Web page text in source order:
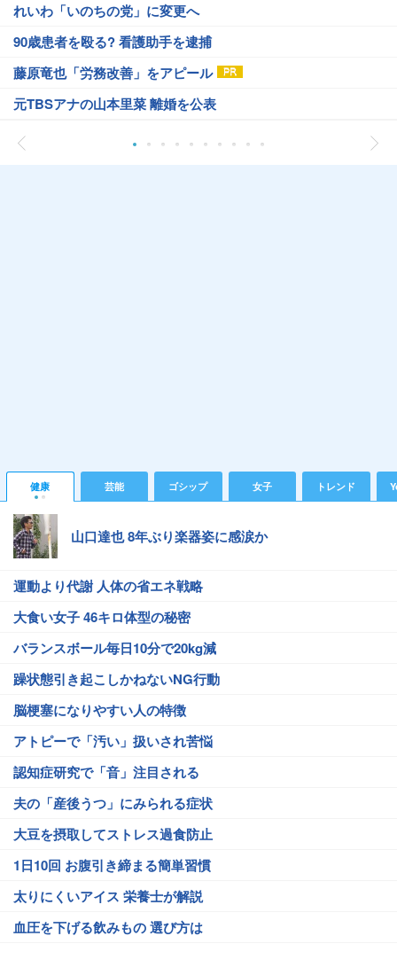
れいわ「いのちの党」に変更へ
90歳患者を殴る? 看護助手を逮捕
藤原竜也「労務改善」をアピール
元TBSアナの山本里菜 離婚を公表
健康 芸能 ゴシップ 女子 トレンド
山口達也 8年ぶり楽器姿に感涙か
運動より代謝 人体の省エネ戦略
大食い女子 46キロ体型の秘密
バランスボール毎日10分で20kg減
躁状態引き起こしかねないNG行動
脳梗塞になりやすい人の特徴
アトピーで「汚い」扱いされ苦悩
認知症研究で「音」注目される
夫の「産後うつ」にみられる症状
大豆を摂取してストレス過食防止
1日10回 お腹引き締まる簡単習慣
太りにくいアイス 栄養士が解説
血圧を下げる飲みもの 選び方は